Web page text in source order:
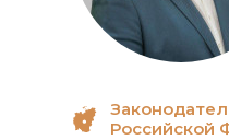
Российской